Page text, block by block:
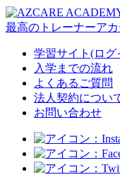
最高のトレーナーア
学習サイト(ログ
入学までの流れ
よくあるご質問
法人契約につい
お問い合わせ